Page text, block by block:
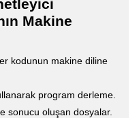
Makine
kodunun makine diline
program derleme.
sonucu oluşan dosyalar.